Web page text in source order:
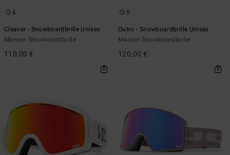
6
Cleaver - Snowboardbrille Unisex
Männer Snowboardbrille
110,00 €
5
Outro - Snowboardbrille Unisex
Männer Snowboardbrille
120,00 €